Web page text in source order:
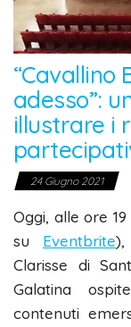
“Cavallino
adesso”:
illustrare i
24 Giugno 2021
Oggi, alle ore
su Eventbrite),
Clarisse di
Galatina
contenuti